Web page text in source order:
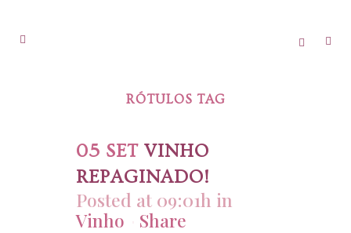
RÓTULOS TAG
05 SET VINHO
REPAGINADO!
Posted at 09:01h in
Vinho
Share